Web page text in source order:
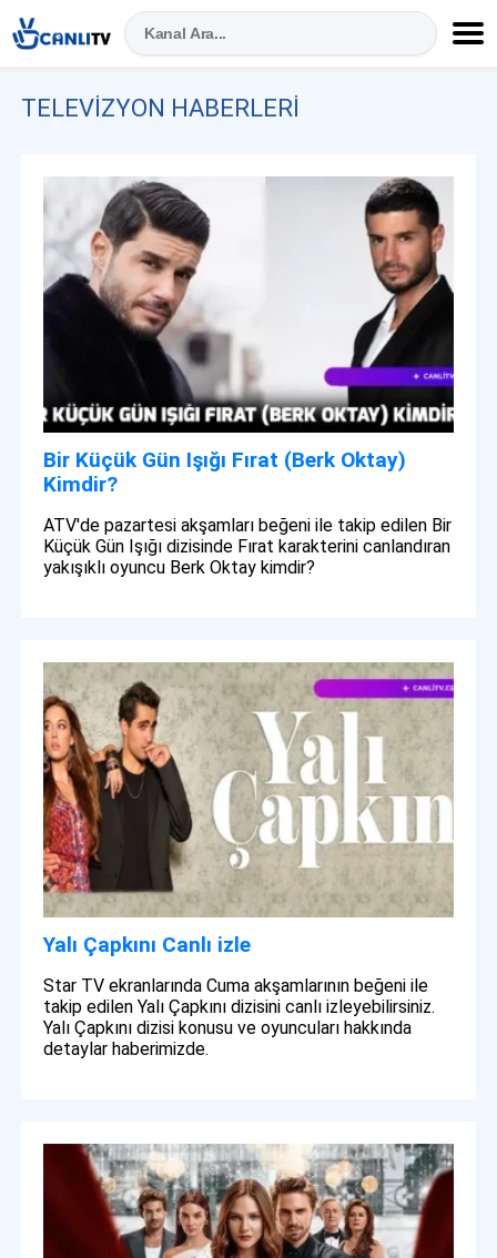
TELEVIZYON HABERLERI
Bir Küçük Gün Işığı Fırat (Berk Oktay)
Kimdir?
ATV'de pazartesi akşamları beğeni ile takip edilen Bir
Küçük Gün Işığı dizisinde Fırat karakterini canlandıran
yakışıklı oyuncu Berk Oktay kimdir?
Yalı Çapkını Canlı izle
Star TV ekranlarında Cuma akşamlarının beğeni ile
takip edilen Yalı Çapkını dizisini canlı izleyebilirsiniz.
Yalı Çapkını dizisi konusu ve oyuncuları hakkında
detaylar haberimizde.